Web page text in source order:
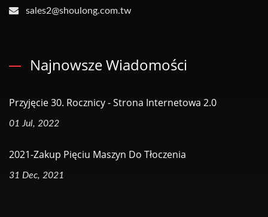
sales2@shoulong.com.tw
Najnowsze Wiadomości
Przyjęcie 30. Rocznicy - Strona Internetowa 2.0
01 Jul, 2022
2021-Zakup Pięciu Maszyn Do Tłoczenia
31 Dec, 2021